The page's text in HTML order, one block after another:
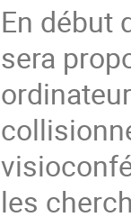
En début
sera
les